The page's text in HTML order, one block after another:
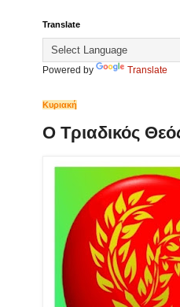
Translate
Powered by Translate
Κυριακή
Ο Τριαδικός